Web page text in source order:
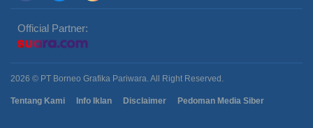
Official Partner:
2026 © PT Borneo Grafika Pariwara. All Right Reserved.
Tentang Kami Info Iklan Disclaimer Pedoman Media Siber